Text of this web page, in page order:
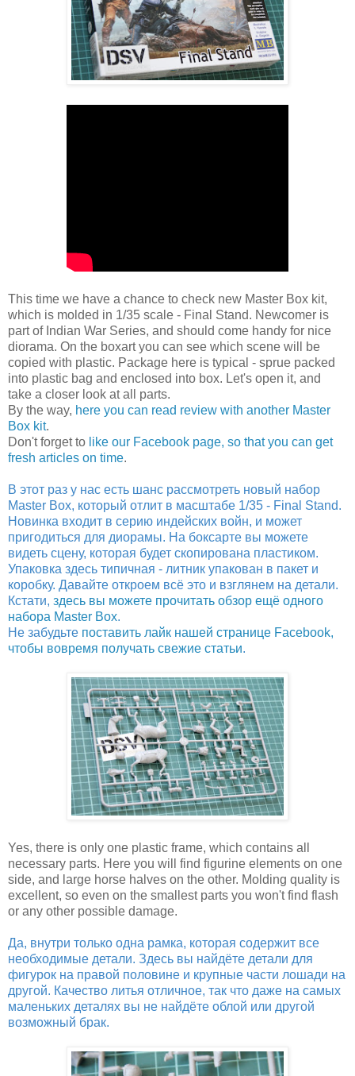
This time we have a chance to check new Master Box kit,
which is molded in 1/35 scale - Final Stand. Newcomer is
part of Indian War Series, and should come handy for nice
diorama. On the boxart you can see which scene will be
copied with plastic. Package here is typical - sprue packed
into plastic bag and enclosed into box. Let's open it, and
take a closer look at all parts.
By the way, here you can read review with another Master
Box kit.
Don't forget to like our Facebook page, so that you can get
fresh articles on time.
В этот раз у нас есть шанс рассмотреть новый набор
Master Box, который отлит в масштабе 1/35 - Final Stand.
Новинка входит в серию индейских войн, и может
пригодиться для диорамы. На боксарте вы можете
видеть сцену, которая будет скопирована пластиком.
Упаковка здесь типичная - литник упакован в пакет и
коробку. Давайте откроем всё это и взглянем на детали.
Кстати, здесь вы можете прочитать обзор ещё одного
набора Master Box.
Не забудьте поставить лайк нашей странице Facebook,
чтобы вовремя получать свежие статьи.
Yes, there is only one plastic frame, which contains all
necessary parts. Here you will find figurine elements on one
side, and large horse halves on the other. Molding quality is
excellent, so even on the smallest parts you won't find flash
or any other possible damage.
Да, внутри только одна рамка, которая содержит все
необходимые детали. Здесь вы найдёте детали для
фигурок на правой половине и крупные части лошади на
другой. Качество литья отличное, так что даже на самых
маленьких деталях вы не найдёте облой или другой
возможный брак.